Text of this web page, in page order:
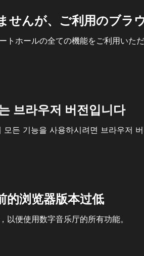
せんが、ご利用のブラ
トホールの全ての機能をご利用いた
브라우저 버전입니다
모든 기능을 사용하시려면 브라우저
的浏览器版本过低
以便使用数字音乐厅的所有功能。